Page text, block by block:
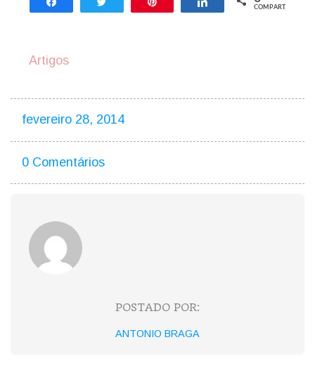
Compartilhar Compartilhar
COMPART.
Artigos
fevereiro 28, 2014
0 Comentários
POSTADO POR:
ANTONIO BRAGA